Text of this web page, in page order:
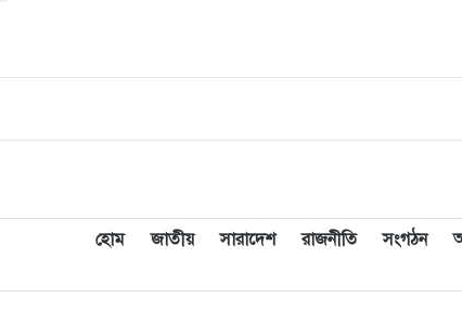
হোম জাতীয় সারাদেশ রাজনীতি সংগঠন